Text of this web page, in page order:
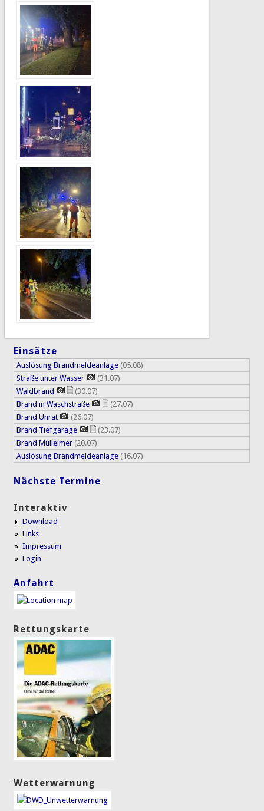
Einsätze
Auslösung Brandmeldeanlage (05.08)
Straße unter Wasser
(31.07)
Waldbrand
(30.07)
Brand in Waschstraße
(27.07)
Brand Unrat
(26.07)
Brand Tiefgarage
(23.07)
Brand Mülleimer (20.07)
Auslösung Brandmeldeanlage (16.07)
Nächste Termine
Interaktiv
Download
Links
Impressum
Login
Anfahrt
Rettungskarte
Wetterwarnung